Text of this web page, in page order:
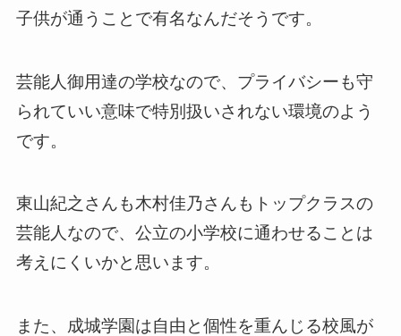
子供が通うことで有名なんだそうです。
芸能人御用達の学校なので、プライバシーも守
られていい意味で特別扱いされない環境のよう
です。
東山紀之さんも木村佳乃さんもトップクラスの
芸能人なので、公立の小学校に通わせることは
考えにくいかと思います。
また、成城学園は自由と個性を重んじる校風が